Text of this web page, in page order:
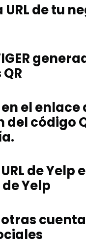
URL de tu
el enlace
del código
de Yelp
Yelp